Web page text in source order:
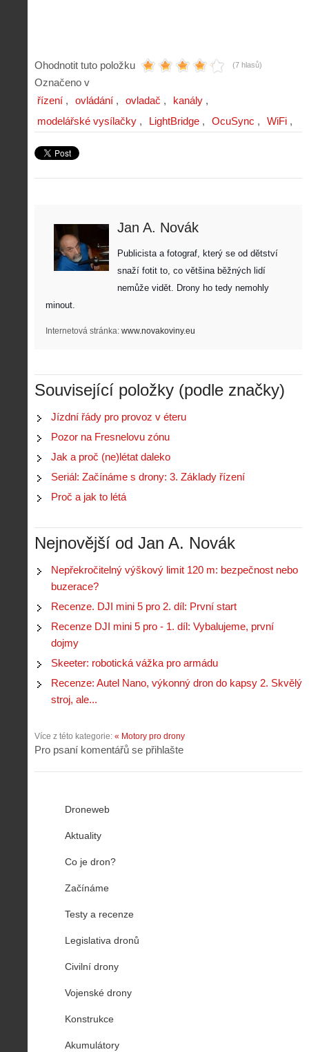
Ohodnotit tuto položku (7 hlasů)
Označeno v
řízení
ovládání ovladač
kanály
modelářské vysílačky
LightBridge OcuSync WiFi
Jan A. Novák
Publicista a fotograf, který se od dětství
snaží fotit to, co většina běžných lidí
nemůže vidět. Drony ho tedy nemohly
minout.
Internetová stránka: www.novakoviny.eu
Související položky (podle značky)
Jízdní řády pro provoz v éteru
Pozor na Fresnelovu zónu
Jak a proč (ne)létat daleko
Seriál: Začínáme s drony: 3. Základy řízení
Proč a jak to létá
Nejnovější od Jan A. Novák
Nepřekročitelný výškový limit 120 m: bezpečnost nebo
buzerace?
Recenze. DJI mini 5 pro 2. díl: První start
Recenze DJI mini 5 pro - 1. díl: Vybalujeme, první
dojmy
Skeeter: robotická vážka pro armádu
Recenze: Autel Nano, výkonný dron do kapsy 2. Skvělý
stroj, ale...
Více z této kategorie: « Motory pro drony
Pro psaní komentářů se přihlašte
Droneweb
Aktuality
Co je dron?
Začínáme
Testy a recenze
Legislativa dronů
Civilní drony
Vojenské drony
Konstrukce
Akumulátory